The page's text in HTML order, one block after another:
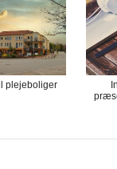
plejeboliger